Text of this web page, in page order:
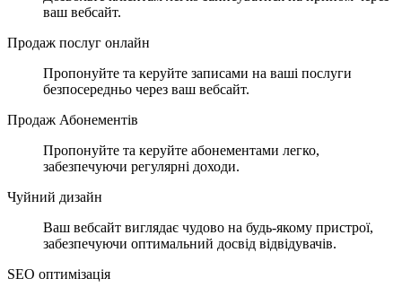
ваш вебсайт.
Продаж послуг онлайн
Пропонуйте та керуйте записами на ваші послуги
безпосередньо через ваш вебсайт.
Продаж Абонементів
Пропонуйте та керуйте абонементами легко,
забезпечуючи регулярні доходи.
Чуйний дизайн
Ваш вебсайт виглядає чудово на будь-якому пристрої,
забезпечуючи оптимальний досвід відвідувачів.
SEO оптимізація